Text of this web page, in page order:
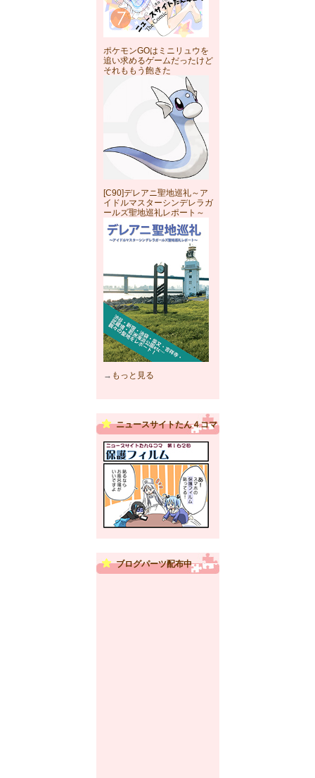
ポケモンGOはミニリュウを
追い求めるゲームだったけど
それももう飽きた
[C90]デレアニ聖地巡礼～ア
イドルマスターシンデレラガ
ールズ聖地巡礼レポート～
→ もっと見る
ニュースサイトたん４コマ
ブログパーツ配布中